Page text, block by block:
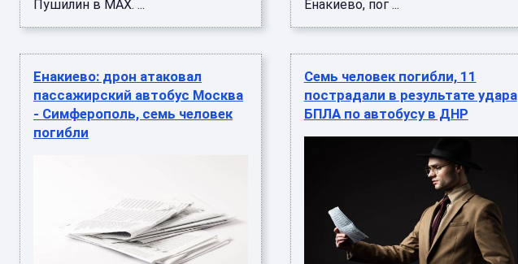
Пушилин в МАХ. ...
Енакиево, пог ...
Енакиево: дрон атаковал
пассажирский автобус Москва
- Симферополь, семь человек
погибли
Семь человек погибли, 11
пострадали в результате удара
БПЛА по автобусу в ДНР